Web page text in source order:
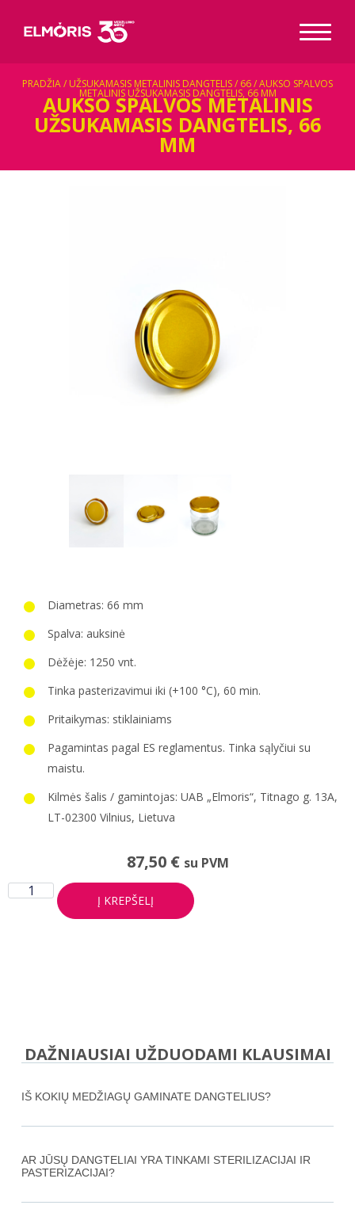
PRADŽIA/ UŽSUKAMASIS METALINIS DANGTELIS/ 66/ AUKSO SPALVOS
METALINIS UŽSUKAMASIS DANGTELIS, 66 MM
AUKSO SPALVOS METALINIS
UŽSUKAMASIS DANGTELIS, 66
MM
Diametras: 66 mm
Spalva: auksinė
Dėžėje: 1250 vnt.
Tinka pasterizavimui iki (+100 °C), 60 min.
Pritaikymas: stiklainiams
Pagamintas pagal ES reglamentus. Tinka sąlyčiui su
maistu.
Kilmės šalis / gamintojas: UAB „Elmoris“, Titnago g. 13A,
LT-02300 Vilnius, Lietuva
87,50 € su PVM
Į KREPŠELĮ
DAŽNIAUSIAI UŽDUODAMI KLAUSIMAI
IŠ KOKIŲ MEDŽIAGŲ GAMINATE DANGTELIUS?
AR JŪSŲ DANGTELIAI YRA TINKAMI STERILIZACIJAI IR
PASTERIZACIJAI?